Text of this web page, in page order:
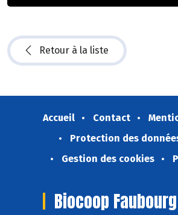
Retour à la liste
Accueil Contact
Protection des
Gestion des cookies
Biocoop